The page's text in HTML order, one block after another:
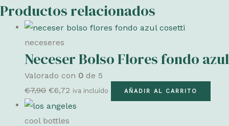
Productos relacionados
neceseres
Neceser Bolso Flores fondo azul
Valorado con 0 de 5
€7,90 El
precio
original
€6,72 El
precio
iva incluído AÑADIR AL CARRITO
cool bottles